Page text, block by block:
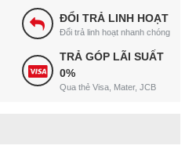
ĐỔI TRẢ LINH HOẠT
Đổi trả linh hoạt nhanh chóng
TRẢ GÓP LÃI SUẤT
0%
Qua thẻ Visa, Mater, JCB